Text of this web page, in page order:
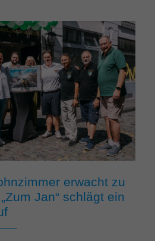
erwacht zu
Jan“ schlägt ein